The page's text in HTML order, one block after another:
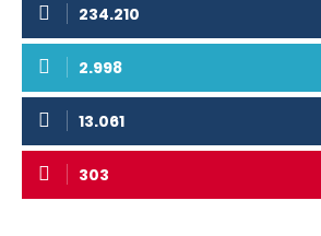
234.210
2.998
13.061
303